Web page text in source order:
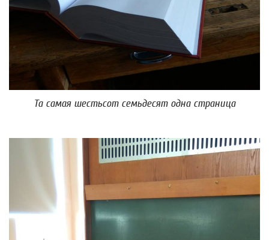
Та самая шестьсот семьдесят одна страница